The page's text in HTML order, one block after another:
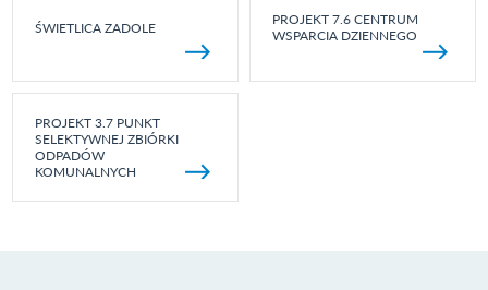
ŚWIETLICA ZADOLE
PROJEKT 7.6 CENTRUM
WSPARCIA DZIENNEGO
PROJEKT 3.7 PUNKT
SELEKTYWNEJ ZBIÓRKI
ODPADÓW
KOMUNALNYCH